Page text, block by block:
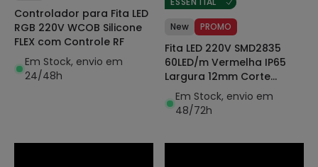
Controlador para Fita LED
RGB 220V WCOB Silicone
FLEX com Controle RF
Em Stock, envio em
24/48h
New PROMO
Fita LED 220V SMD2835
60LED/m Vermelha IP65
Largura 12mm Corte
100cm
Em Stock, envio em
48/72h